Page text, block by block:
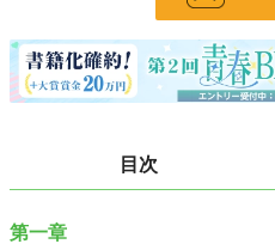
文字数 82,328
更新日時 2021.04.30 20:00
週間ポイント
目次
第一章